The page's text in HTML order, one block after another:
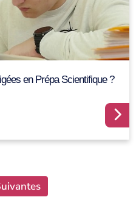
en Prépa Scientifique ?